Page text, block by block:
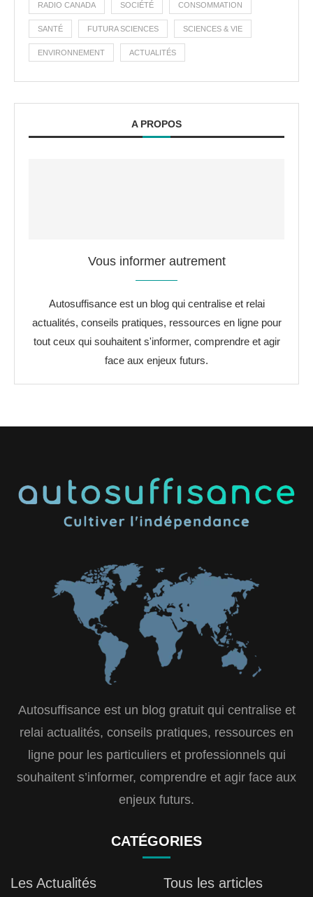
RADIO CANADA SOCIÉTÉ CONSOMMATION
SANTÉ FUTURA SCIENCES SCIENCES & VIE
ENVIRONNEMENT ACTUALITÉS
A PROPOS
Vous informer autrement
Autosuffisance est un blog qui centralise et relai
actualités, conseils pratiques, ressources en ligne pour
tout ceux qui souhaitent s'informer, comprendre et agir
face aux enjeux futurs.
Autosuffisance est un blog gratuit qui centralise et
relai actualités, conseils pratiques, ressources en
ligne pour les particuliers et professionnels qui
souhaitent s’informer, comprendre et agir face aux
enjeux futurs.
CATÉGORIES
Les Actualités
Tous les articles